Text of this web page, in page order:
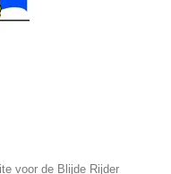
voor de Blijde Rijder